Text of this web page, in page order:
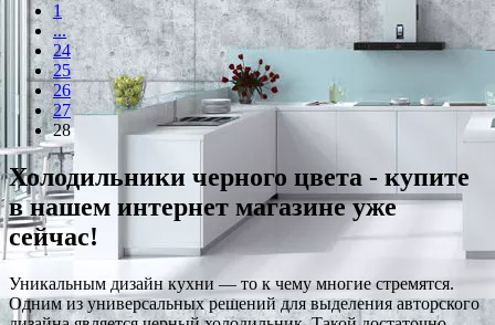
1
...
24
25
26
27
28
Холодильники черного цвета - купите
в нашем интернет магазине уже
сейчас!
Уникальным дизайн кухни — то к чему многие стремятся.
Одним из универсальных решений для выделения авторского